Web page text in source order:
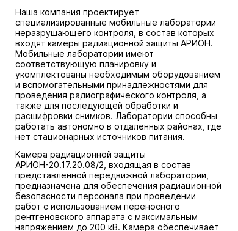
Наша компания проектирует
специализированные мобильные лаборатории
неразрушающего контроля, в состав которых
входят камеры радиационной защиты АРИОН.
Мобильные лаборатории имеют
соответствующую планировку и
укомплектованы необходимым оборудованием
и вспомогательными принадлежностями для
проведения радиографического контроля, а
также для последующей обработки и
расшифровки снимков. Лаборатории способны
работать автономно в отдаленных районах, где
нет стационарных источников питания.
Камера радиационной защиты
АРИОН-20.17.20.08/2, входящая в состав
представленной передвижной лаборатории,
предназначена для обеспечения радиационной
безопасности персонала при проведении
работ с использованием переносного
рентгеновского аппарата с максимальным
напряжением до 200 кВ. Камера обеспечивает